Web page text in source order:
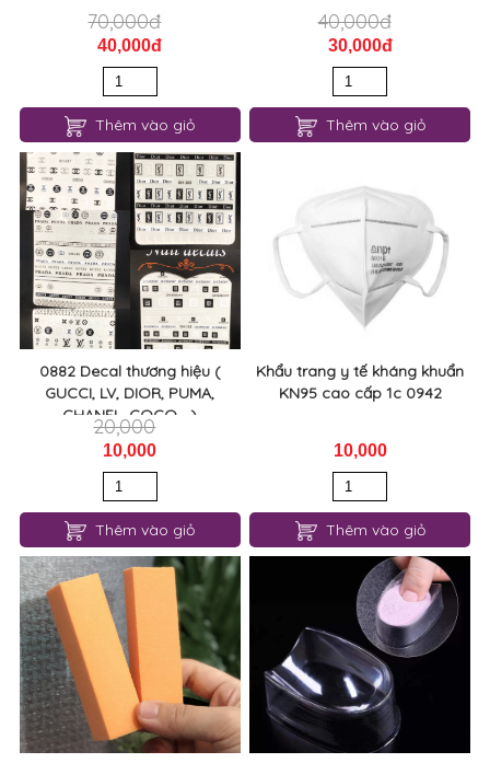
70,000đ
40,000đ
Thêm vào giỏ
40,000đ
30,000đ
Thêm vào giỏ
0882 Decal thương hiệu (
GUCCI, LV, DIOR, PUMA,
CHANEL, COCO,...)
20,000
10,000
Thêm vào giỏ
Khẩu trang y tế kháng khuẩn
KN95 cao cấp 1c 0942
10,000
Thêm vào giỏ